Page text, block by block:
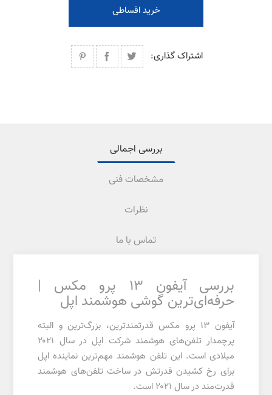
خرید اقساطی
اشتراک گذاری:
بررسی اجمالی
مشخصات فنی
نظرات
تماس با ما
بررسی آیفون 13 پرو مکس |
حرفه‌ای‌ترین گوشی هوشمند اپل
آیفون 13 پرو مکس قدرتمندترین، بزرگ‌ترین و البته
پرچمدار تلفن‌های هوشمند شرکت اپل در سال ۲۰۲۱
میلادی است. این تلفن هوشمند مهم‌ترین نماینده اپل
برای رخ کشیدن قدرتش در ساخت تلفن‌های هوشمند
قدرت‌مند در سال ۲۰۲۱ است.